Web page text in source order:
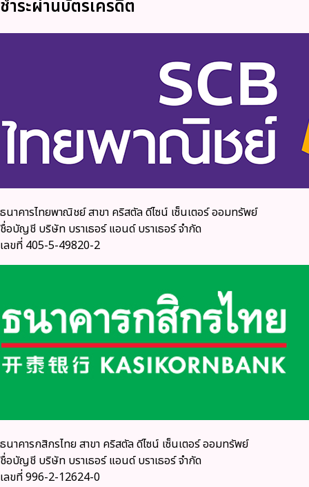
ชำระผ่านบัตรเครดิต
ธนาคารไทยพาณิชย์ สาขา คริสตัล ดีไซน์ เซ็นเตอร์ ออมทรัพย์
ชื่อบัญชี บริษัท บราเธอร์ แอนด์ บราเธอร์ จำกัด
เลขที่ 405-5-49820-2
ธนาคารกสิกรไทย สาขา คริสตัล ดีไซน์ เซ็นเตอร์ ออมทรัพย์
ชื่อบัญชี บริษัท บราเธอร์ แอนด์ บราเธอร์ จำกัด
เลขที่ 996-2-12624-0